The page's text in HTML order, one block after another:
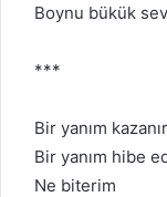
Boynu bükük
***
Bir yanım kazanır
Bir yanım hibe
Ne biterim